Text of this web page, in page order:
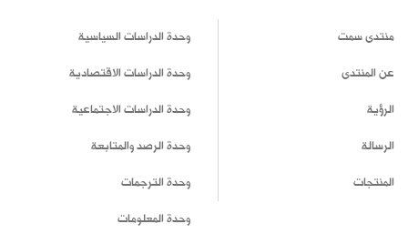
منتدى سمت
عن المنتدى
الرؤية
الرسالة
المنتجات
وحدة الدراسات السياسية
وحدة الدراسات الاقتصادية
وحدة الدراسات الاجتماعية
وحدة الرصد والمتابعة
وحدة الترجمات
وحدة المعلومات